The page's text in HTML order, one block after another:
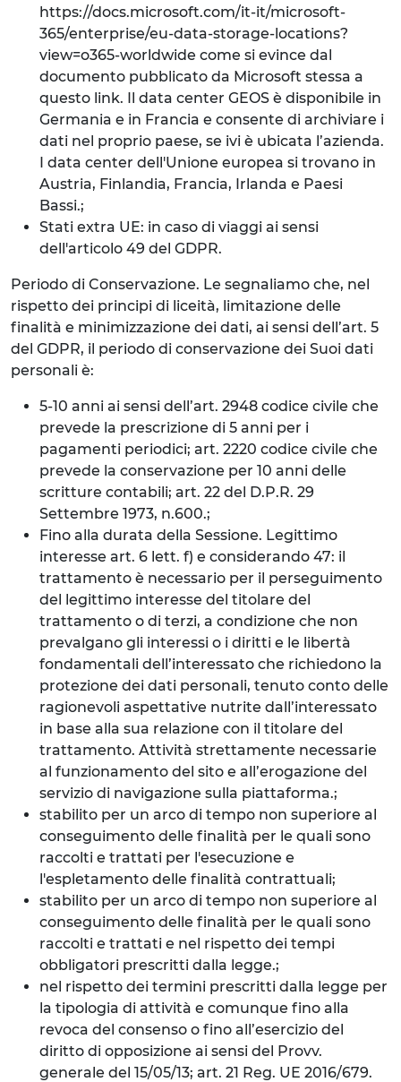
https://docs.microsoft.com/it-it/microsoft-
365/enterprise/eu-data-storage-locations?
view=o365-worldwide come si evince dal
documento pubblicato da Microsoft stessa a
questo link. Il data center GEOS è disponibile in
Germania e in Francia e consente di archiviare i
dati nel proprio paese, se ivi è ubicata l’azienda.
I data center dell'Unione europea si trovano in
Austria, Finlandia, Francia, Irlanda e Paesi
Bassi.;
Stati extra UE: in caso di viaggi ai sensi
dell'articolo 49 del GDPR.
Periodo di Conservazione. Le segnaliamo che, nel
rispetto dei principi di liceità, limitazione delle
finalità e minimizzazione dei dati, ai sensi dell’art. 5
del GDPR, il periodo di conservazione dei Suoi dati
personali è:
5-10 anni ai sensi dell’art. 2948 codice civile che
prevede la prescrizione di 5 anni per i
pagamenti periodici; art. 2220 codice civile che
prevede la conservazione per 10 anni delle
scritture contabili; art. 22 del D.P.R. 29
Settembre 1973, n.600.;
Fino alla durata della Sessione. Legittimo
interesse art. 6 lett. f) e considerando 47: il
trattamento è necessario per il perseguimento
del legittimo interesse del titolare del
trattamento o di terzi, a condizione che non
prevalgano gli interessi o i diritti e le libertà
fondamentali dell’interessato che richiedono la
protezione dei dati personali, tenuto conto delle
ragionevoli aspettative nutrite dall’interessato
in base alla sua relazione con il titolare del
trattamento. Attività strettamente necessarie
al funzionamento del sito e all’erogazione del
servizio di navigazione sulla piattaforma.;
stabilito per un arco di tempo non superiore al
conseguimento delle finalità per le quali sono
raccolti e trattati per l'esecuzione e
l'espletamento delle finalità contrattuali;
stabilito per un arco di tempo non superiore al
conseguimento delle finalità per le quali sono
raccolti e trattati e nel rispetto dei tempi
obbligatori prescritti dalla legge.;
nel rispetto dei termini prescritti dalla legge per
la tipologia di attività e comunque fino alla
revoca del consenso o fino all’esercizio del
diritto di opposizione ai sensi del Provv.
generale del 15/05/13; art. 21 Reg. UE 2016/679.